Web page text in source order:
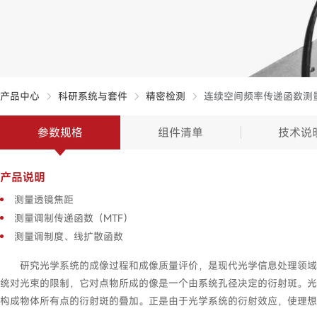
产品中心 科研系统与套件 精密检测 连续空间频率传递函数测
参数规格 组件清单 技术说
产品说明
测量透镜焦距
测量调制传递函数（MTF）
测量调制度、线扩散函数
研究光学系统的成像过程和成像质量评价，是现代光学信息处理领
统对光束的限制，它对点物所成的像是一个由系统孔径决定的衍射斑。
构成物体所有点的衍射斑的叠加。正是由于光学系统的衍射效应，使理